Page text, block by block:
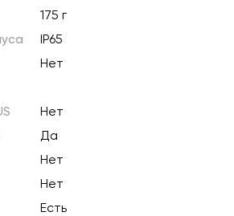
175 г
IP65
Нет
Нет
Да
Нет
Нет
Есть